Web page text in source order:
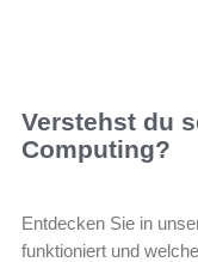
Verstehst du
Computing?
Entdecken Sie in
funktioniert und